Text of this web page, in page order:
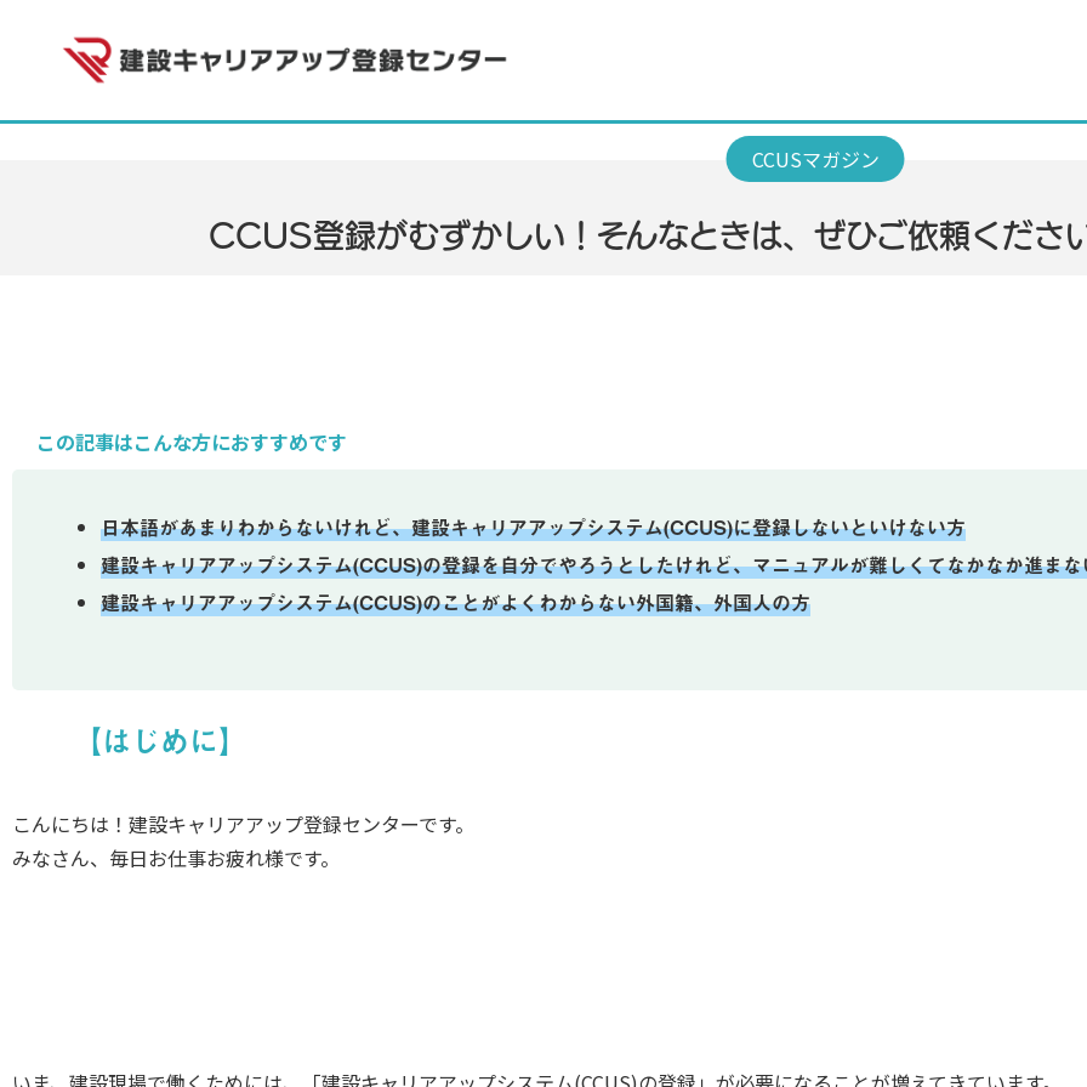
CCUS登録がむずかしい！そんなときは、ぜひご依頼くださ
この記事はこんな方におすすめです
日本語があまりわからないけれど、建設キャリアアップシステム(CCUS)に登録しないといけない方
建設キャリアアップシステム(CCUS)の登録を自分でやろうとしたけれど、マニュアルが難しくてなかなか進ま
建設キャリアアップシステム(CCUS)のことがよくわからない外国籍、外国人の方
【はじめに】
こんにちは！建設キャリアアップ登録センターです。
みなさん、毎日お仕事お疲れ様です。